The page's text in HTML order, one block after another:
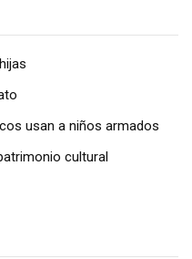
usan a niños armados
cultural